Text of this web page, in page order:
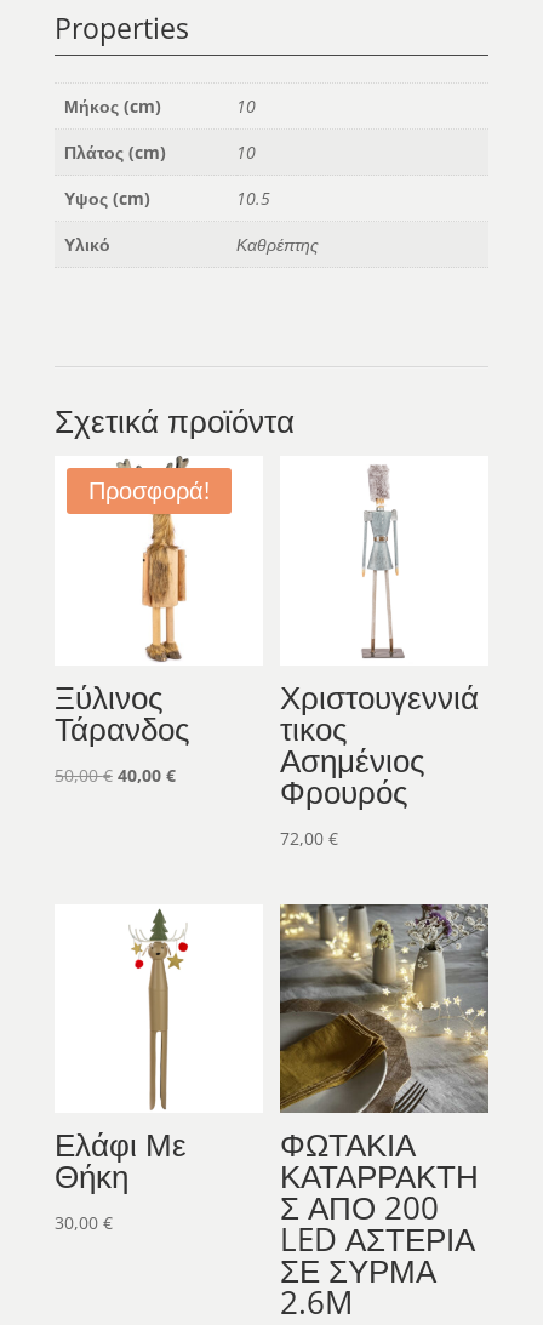
Properties
Μήκος (cm)
10
Πλάτος (cm)
10
Υψος (cm)
10.5
Υλικό
Καθρέπτης
Σχετικά προϊόντα
Προσφορά!
Ξύλινος
Τάρανδος
50,00€ Original
40,00 €Η
Χριστουγεννιά
τικος
Ασημένιος
Φρουρός
72,00€
Ελάφι Με
Θήκη
30,00 €
ΦΩΤΑΚΙΑ
ΚΑΤΑΡΡΑΚΤΗ
Σ ΑΠΟ 200
LED ΑΣΤΕΡΙΑ
ΣΕ ΣΥΡΜΑ
2.6M